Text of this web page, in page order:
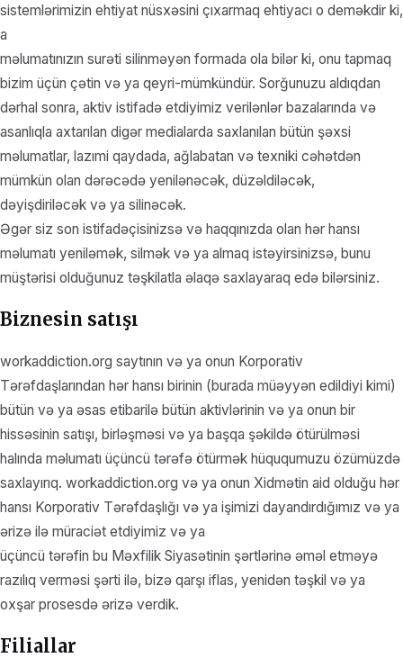
sistemlərimizin ehtiyat nüsxəsini çıxarmaq ehtiyacı o deməkdir ki,
a
məlumatınızın surəti silinməyən formada ola bilər ki, onu tapmaq
bizim üçün çətin və ya qeyri-mümkündür. Sorğunuzu aldıqdan
dərhal sonra, aktiv istifadə etdiyimiz verilənlər bazalarında və
asanlıqla axtarılan digər medialarda saxlanılan bütün şəxsi
məlumatlar, lazımi qaydada, ağlabatan və texniki cəhətdən
mümkün olan dərəcədə yenilənəcək, düzəldiləcək,
dəyişdiriləcək və ya silinəcək.
Əgər siz son istifadəçisinizsə və haqqınızda olan hər hansı
məlumatı yeniləmək, silmək və ya almaq istəyirsinizsə, bunu
müştərisi olduğunuz təşkilatla əlaqə saxlayaraq edə bilərsiniz.
Biznesin satışı
workaddiction.org saytının və ya onun Korporativ
Tərəfdaşlarından hər hansı birinin (burada müəyyən edildiyi kimi)
bütün və ya əsas etibarilə bütün aktivlərinin və ya onun bir
hissəsinin satışı, birləşməsi və ya başqa şəkildə ötürülməsi
halında məlumatı üçüncü tərəfə ötürmək hüququmuzu özümüzdə
saxlayırıq. workaddiction.org və ya onun Xidmətin aid olduğu hər
hansı Korporativ Tərəfdaşlığı və ya işimizi dayandırdığımız və ya
ərizə ilə müraciət etdiyimiz və ya
üçüncü tərəfin bu Məxfilik Siyasətinin şərtlərinə əməl etməyə
razılıq verməsi şərti ilə, bizə qarşı iflas, yenidən təşkil və ya
oxşar prosesdə ərizə verdik.
Filiallar